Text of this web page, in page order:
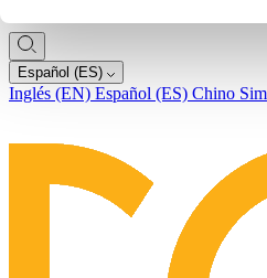
Español (ES)
Inglés (EN) Español (ES) Chino